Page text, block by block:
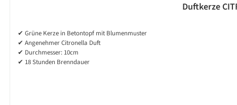
Duftkerze
✔ Grüne Kerze in Betontopf mit Blumenmuster
✔ Angenehmer Citronella Duft
✔ Durchmesser: 10cm
✔ 18 Stunden Brenndauer